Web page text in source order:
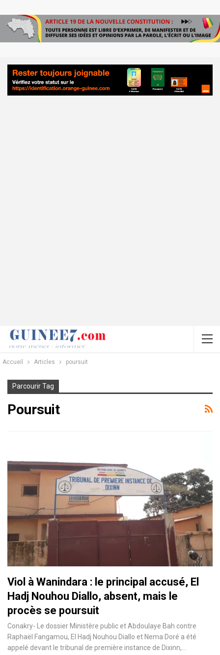
Accueil Articles poursuit
Parcourir Tag
Poursuit
Viol à Wanindara : le principal accusé, El
Hadj Nouhou Diallo, absent, mais le
procès se poursuit
Conakry- Le dossier Ministère public et Abdoulaye Bah contre
Raphaël Fangamou, El Hadj Nouhou Diallo et Nema Doré a été
appelé devant le tribunal de première instance de Dixinn,…